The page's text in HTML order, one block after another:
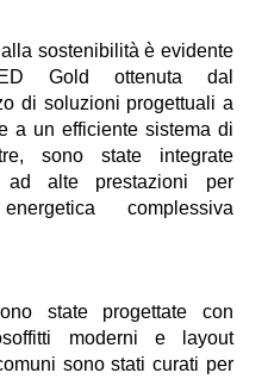
sostenibilità è evidente
Gold ottenuta dal
di soluzioni progettuali a
a un efficiente sistema di
sono state integrate
ad alte prestazioni per
complessiva
state progettate con
moderni e layout
sono stati curati per